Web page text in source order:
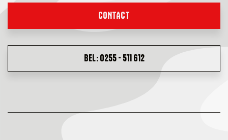
CONTACT
BEL: 0255 - 511 612